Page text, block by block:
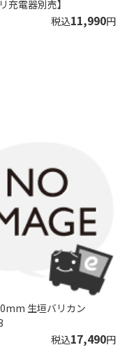
充電器別売】
税込11,990円
生垣バリカン
税込17,490円